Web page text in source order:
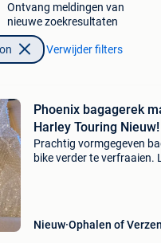
Ontvang meldingen van
nieuwe zoekresultaten
Verwijder filters
Phoenix bagagerek
Harley Touring Nieuw!
Prachtig vormgegeven
bike verder te verfraaien.
Nieuw Ophalen of